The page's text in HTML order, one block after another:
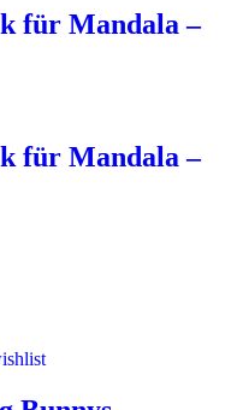
für Mandala –
für Mandala –